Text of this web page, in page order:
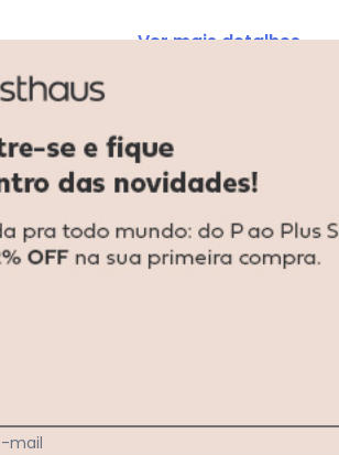
X Masculino - Vermelho Vermelho
... Ver mais detalhes
mail